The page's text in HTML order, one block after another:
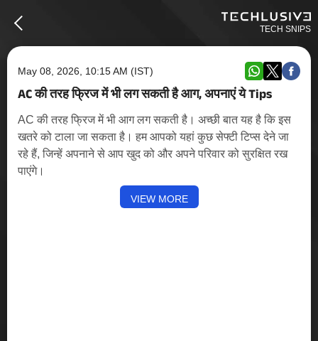
TECH SNIPS
May 08, 2026, 10:15 AM (IST)
AC की तरह फ्रिज में भी लग सकती है आग, अपनाएं ये Tips
AC की तरह फ्रिज में भी आग लग सकती है। अच्छी बात यह है कि इस
खतरे को टाला जा सकता है। हम आपको यहां कुछ सेफ्टी टिप्स देने जा
रहे हैं, जिन्हें अपनाने से आप खुद को और अपने परिवार को सुरक्षित रख
पाएंगे।
VIEW MORE